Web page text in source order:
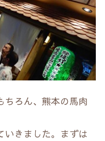
ちろん、熊本の馬肉
いきました。まずは